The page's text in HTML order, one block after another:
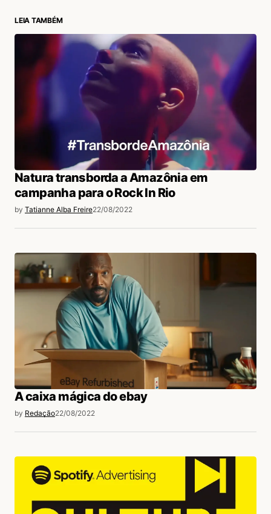
LEIA TAMBÉM
Natura transborda a Amazônia em
campanha para o Rock In Rio
by Tatianne Alba Freire22/08/2022
A caixa mágica do ebay
by Redação22/08/2022